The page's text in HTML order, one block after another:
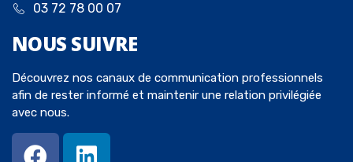
03 72 78 00 07
NOUS SUIVRE
Découvrez nos canaux de communication professionnels
afin de rester informé et maintenir une relation privilégiée
avec nous.